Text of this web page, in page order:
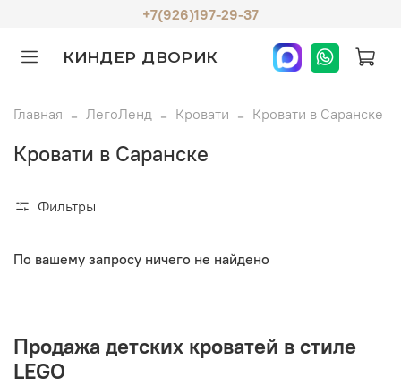
+7(926)197-29-37
КИНДЕР ДВОРИК
Главная ЛегоЛенд Кровати Кровати в Саранске
Кровати в Саранске
Фильтры
По вашему запросу ничего не найдено
Продажа детских кроватей в стиле
LEGO